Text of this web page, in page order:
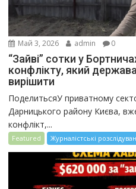
Май 3, 2026 admin 0
“Зайві” сотки у
конфлікту, який
вирішити
ПоделитьсяУ приватному
Дарницького району Києва,
конфлікт,...
Featured Журналістські